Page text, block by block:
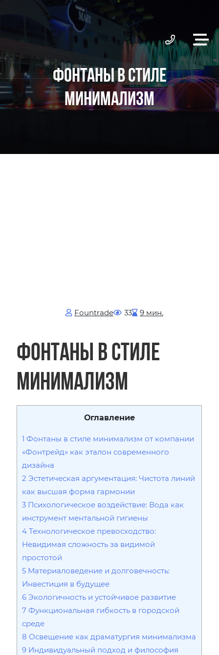
ФОНТАНЫ В СТИЛЕ
МИНИМАЛИЗМ
Fоuntrade 33 9 мин.
Фонтаны в стиле
минимализм
Оглавление
1 Фонтаны в стиле минимализм от компании
«Фонтрейд» как эталон современного
дизайна
2 Эстетическая аргументация: Чистота линий
как высшая форма гармонии
3 Психологическое воздействие: Вода как
инструмент ментальной гигиены
4 Технологическое превосходство:
Невидимая сложность за видимой
простотой
5 Материаловедение и долговечность:
Инвестиция в будущее
6 Экологичность и устойчивое развитие
7 Функциональная гибкость в городской
среде
8 Освещение как драматургия минимализма
9 Индивидуальный подход и философия